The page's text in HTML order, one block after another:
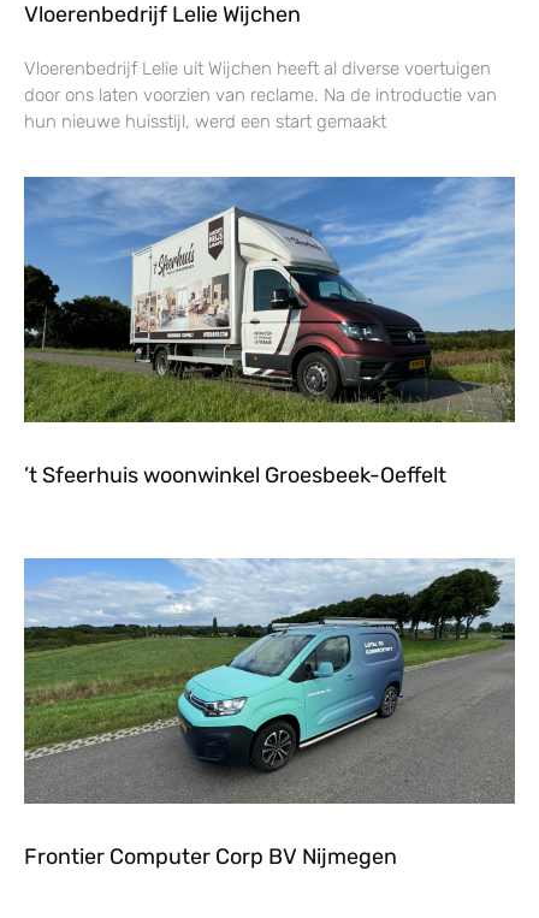
Vloerenbedrijf Lelie Wijchen
Vloerenbedrijf Lelie uit Wijchen heeft al diverse voertuigen
door ons laten voorzien van reclame. Na de introductie van
hun nieuwe huisstijl, werd een start gemaakt
’t Sfeerhuis woonwinkel Groesbeek-Oeffelt
Frontier Computer Corp BV Nijmegen